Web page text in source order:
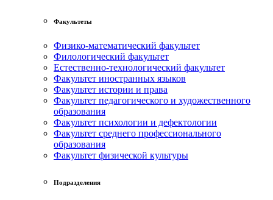
Факультеты
Физико-математический факультет
Филологический факультет
Естественно-технологический факультет
Факультет иностранных языков
Факультет истории и права
Факультет педагогического и художественного
образования
Факультет психологии и дефектологии
Факультет среднего профессионального
образования
Факультет физической культуры
Подразделения